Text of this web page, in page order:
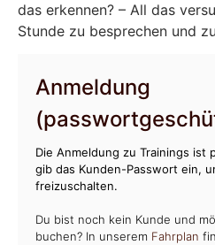
das erkennen? – All das
Stunde zu besprechen und
Anmeldung
Die Anmeldung zu Trainings ist
gib das Kunden-Passwort ein,
freizuschalten.
Du bist noch kein Kunde und
buchen? In unserem Fahrplan